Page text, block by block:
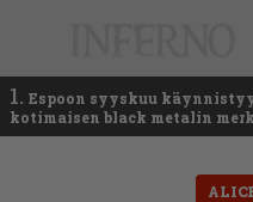
1. Espoon syyskuu
kotimaisen black metalin